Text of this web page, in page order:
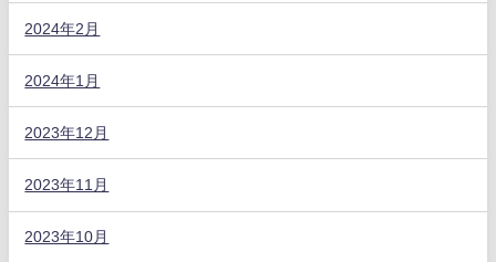
2024年2月
2024年1月
2023年12月
2023年11月
2023年10月